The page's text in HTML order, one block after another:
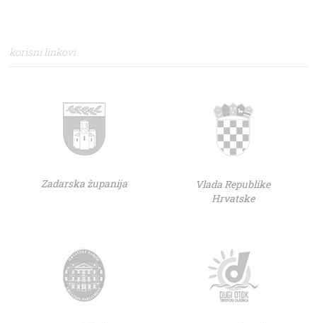
korisni linkovi
Zadarska županija
Vlada Republike
Hrvatske